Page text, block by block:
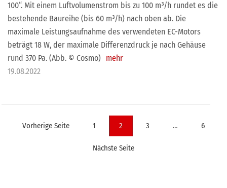
100“. Mit einem Luftvolumenstrom bis zu 100 m³/h rundet es die
bestehende Baureihe (bis 60 m³/h) nach oben ab. Die
maximale Leistungsaufnahme des verwendeten EC-Motors
beträgt 18 W, der maximale Differenzdruck je nach Gehäuse
rund 370 Pa. (Abb. © Cosmo) mehr
19.08.2022
Seitennummerierung
Vorherige Seite 1 2 3 … 6
Nächste Seite